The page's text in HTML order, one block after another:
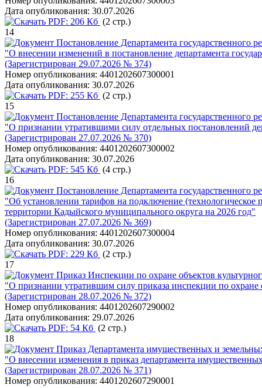
Дата опубликования: 30.07.2026
PDF: 206 Кб (2 стр.)
14
Постановление Департамента государственного
"О внесении изменений в постановление департамента
(Зарегистрирован 29.07.2026 № 374)
Номер опубликования: 4401202607300001
Дата опубликования: 30.07.2026
PDF: 255 Кб (2 стр.)
15
Постановление Департамента государственного
"О признании утратившими силу отдельных постановлений
(Зарегистрирован 27.07.2026 № 370)
Номер опубликования: 4401202607300002
Дата опубликования: 30.07.2026
PDF: 545 Кб (4 стр.)
16
Постановление Департамента государственного
"Об установлении тарифов на подключение
территории Кадыйского муниципального округа на 2026 год"
(Зарегистрирован 27.07.2026 № 369)
Номер опубликования: 4401202607300004
Дата опубликования: 30.07.2026
PDF: 229 Кб (2 стр.)
17
Приказ Инспекции по охране объектов
"О признании утратившим силу приказа инспекции по охране
(Зарегистрирован 28.07.2026 № 372)
Номер опубликования: 4401202607290002
Дата опубликования: 29.07.2026
PDF: 54 Кб (2 стр.)
18
Приказ Департамента имущественных и
"О внесении изменения в приказ департамента
(Зарегистрирован 28.07.2026 № 371)
Номер опубликования: 4401202607290001